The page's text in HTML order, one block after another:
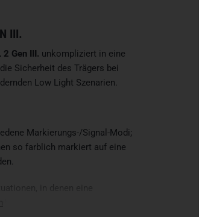
III.
2 Gen III. unkompliziert in eine
Sicherheit des Trägers bei
Low Light Szenarien.
Markierungs-/Signal-Modi;
so farblich markiert auf eine